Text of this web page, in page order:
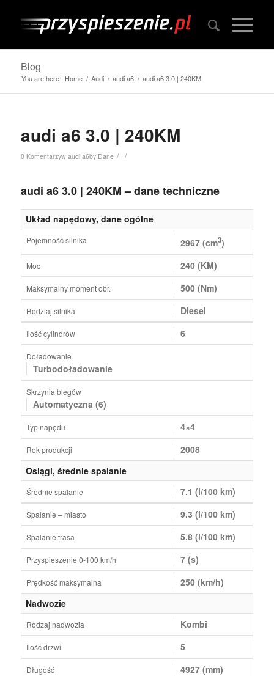
Blog
You are here: Home / Audi / audi a6 / audi a6 3.0 | 240KM
audi a6 3.0 | 240KM
0 Komentarzy /
w audi a6 /
by Dane
audi a6 3.0 | 240KM – dane techniczne
Układ napędowy, dane ogólne
Pojemność silnika 2967 (cm3)
Moc 240 (KM)
Maksymalny moment obr. 500 (Nm)
Rodziaj silnika Diesel
Ilość cylindrów 6
Doładowanie
Turbodoładowanie
Skrzynia biegów
Automatyczna (6)
Typ napędu 4×4
Rok produkcji
2008
Osiągi, średnie spalanie
Średnie spalanie 7.1 (l/100 km)
Spalanie – miasto 9.3 (l/100 km)
Spalanie trasa 5.8 (l/100 km)
Przyspieszenie 0-100 km/h 7 (s)
Prędkość maksymalna
250 (km/h)
Nadwozie
Rodzaj nadwozia Kombi
Ilość drzwi 5
Długość 4927 (mm)